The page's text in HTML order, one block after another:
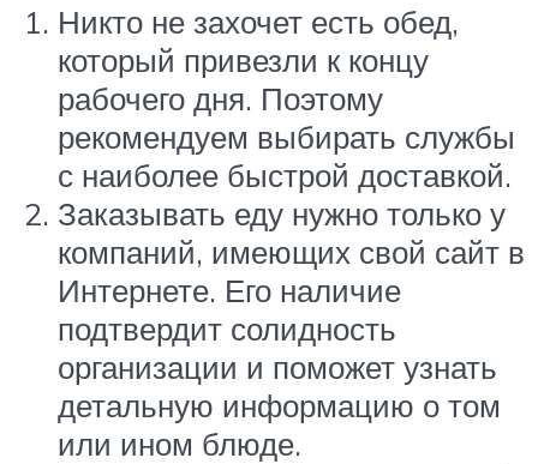
Никто не захочет есть обед,
который привезли к концу
рабочего дня. Поэтому
рекомендуем выбирать службы
с наиболее быстрой доставкой.
Заказывать еду нужно только у
компаний, имеющих свой сайт в
Интернете. Его наличие
подтвердит солидность
организации и поможет узнать
детальную информацию о том
или ином блюде.